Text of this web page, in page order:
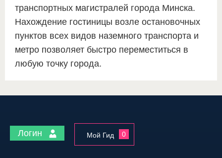
транспортных магистралей города Минска.
Нахождение гостиницы возле остановочных
пунктов всех видов наземного транспорта и
метро позволяет быстро переместиться в
любую точку города.
Логин Мой Гид 0